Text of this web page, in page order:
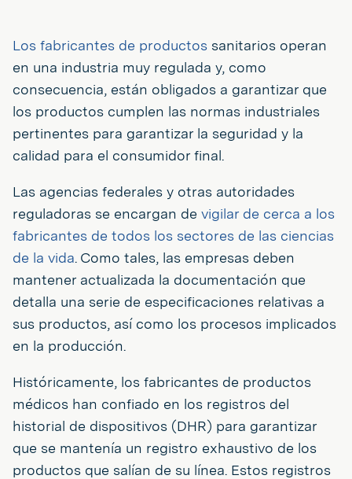
Los fabricantes de productos sanitarios operan
en una industria muy regulada y, como
consecuencia, están obligados a garantizar que
los productos cumplen las normas industriales
pertinentes para garantizar la seguridad y la
calidad para el consumidor final.
Las agencias federales y otras autoridades
reguladoras se encargan de vigilar de cerca a los
fabricantes de todos los sectores de las ciencias
de la vida. Como tales, las empresas deben
mantener actualizada la documentación que
detalla una serie de especificaciones relativas a
sus productos, así como los procesos implicados
en la producción.
Históricamente, los fabricantes de productos
médicos han confiado en los registros del
historial de dispositivos (DHR) para garantizar
que se mantenía un registro exhaustivo de los
productos que salían de su línea. Estos registros